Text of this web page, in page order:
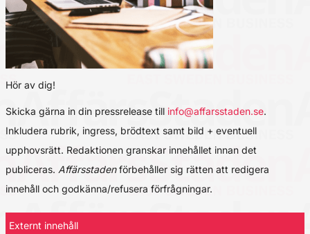
Hör av dig!
Skicka gärna in din pressrelease till info@affarsstaden.se.
Inkludera rubrik, ingress, brödtext samt bild + eventuell
upphovsrätt. Redaktionen granskar innehållet innan det
publiceras. Affärsstadenförbehåller sig rätten att redigera
innehåll och godkänna/refusera förfrågningar.
Externt innehåll